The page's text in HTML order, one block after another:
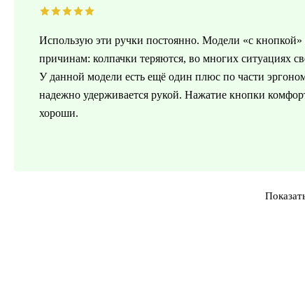
Использую эти ручки постоянно. Модели «с
причинам: колпачки теряются, во многих ситуациях
У данной модели есть ещё один плюс по части
надежно удерживается рукой. Нажатие кнопки
хороши.